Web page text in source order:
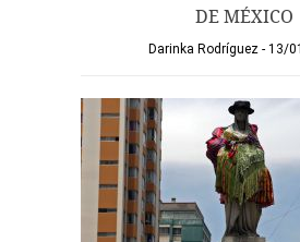
DE MÉXICO
Darinka Rodríguez 13/